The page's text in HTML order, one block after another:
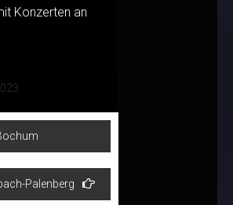
Konzerten an
Palenberg